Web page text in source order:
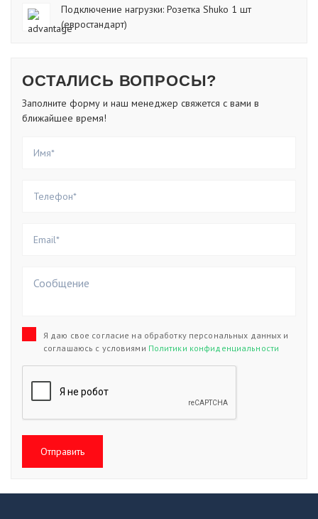
Подключение нагрузки: Розетка Shuko 1 шт
(евростандарт)
ОСТАЛИСЬ ВОПРОСЫ?
Заполните форму и наш менеджер свяжется с вами в
ближайшее время!
Я даю свое согласие на обработку персональных данных и
соглашаюсь с условиями Политики конфиденциальности
Отправить